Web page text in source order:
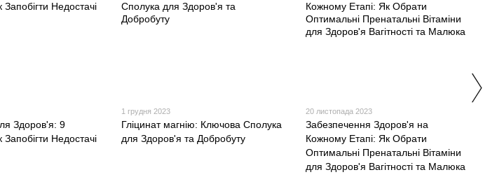
Здоров'я: 9
Недостачі
1 грудня 2023
Гліцинат магнію: Ключова Сполука
для Здоров'я та Добробуту
20 листопада 2023
Забезпечення Здоров'я на
Кожному Етапі: Як Обрати
Оптимальні Пренатальні Вітаміни
для Здоров'я Вагітності та Малюка